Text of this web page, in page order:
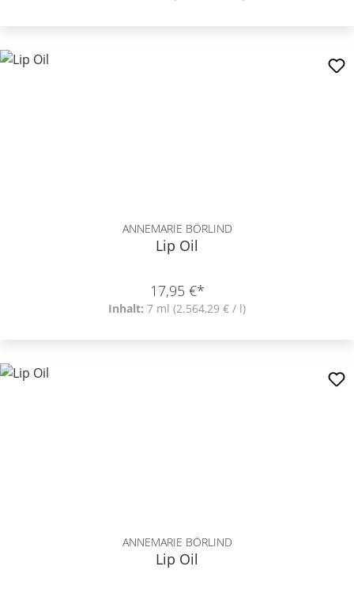
ANNEMARIE BÖRLIND
Lip Oil
17,95 €*
Inhalt: 7 ml (2.564,29 € / l)
ANNEMARIE BÖRLIND
Lip Oil